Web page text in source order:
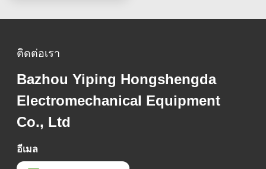
ติดต่อเรา
Bazhou Yiping Hongshengda
Electromechanical Equipment
Co., Ltd
อีเมล